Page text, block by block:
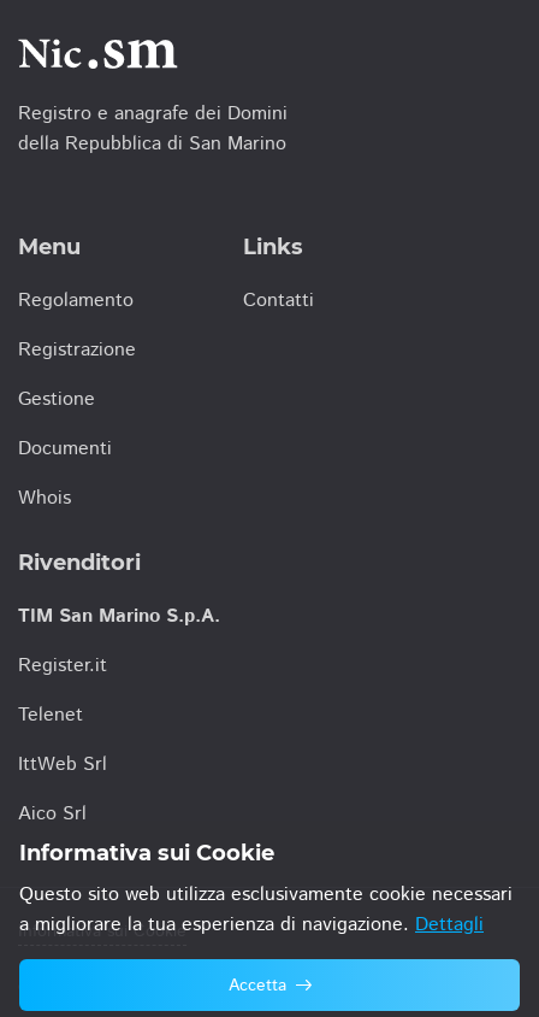
Registro e anagrafe dei Domini
della Repubblica di San Marino
Menu
Regolamento
Registrazione
Gestione
Documenti
Whois
Links
Contatti
Rivenditori
TIM San Marino S.p.A.
Register.it
Telenet
IttWeb Srl
Aico Srl
Informativa sui Cookie
© 2021 TIM San Marino S.p.A.
Informativa sui Cookie
Questo sito web utilizza esclusivamente cookie necessari
a migliorare la tua esperienza di navigazione. Dettagli
Accetta